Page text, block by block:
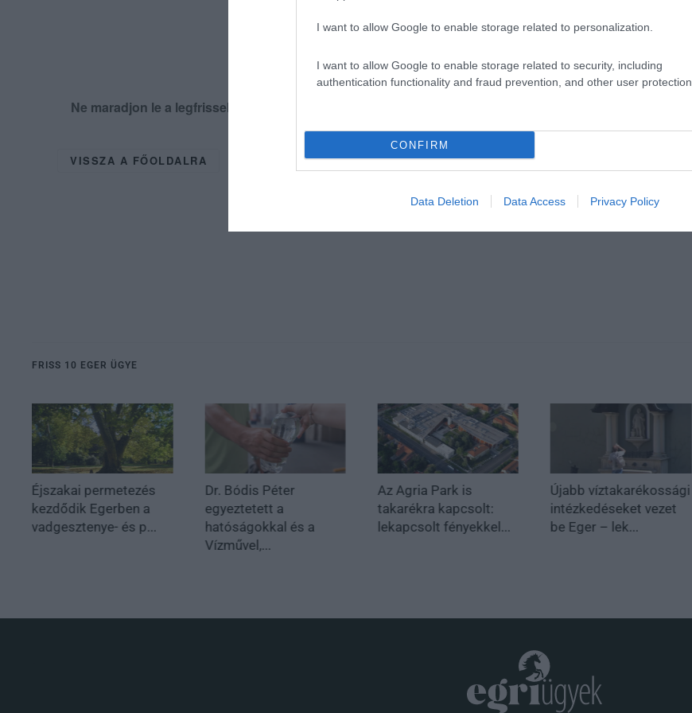
I want to allow Google to enable storage related to personalization.
I want to allow Google to enable storage related to security, including
authentication functionality and fraud prevention, and other user protection.
CONFIRM
Data Deletion Data Access Privacy Policy
Ne maradjon le a legfrissebb hírekről, kövessen bennünket az EGRI ÜGYEK Google Hírek oldalán!
VISSZA A FŐOLDALRA
FRISS 10 EGER ÜGYE
Éjszakai permetezés
kezdődik Egerben a
vadgesztenye- és p...
Dr. Bódis Péter
egyeztetett a
hatóságokkal és a
Vízművel,...
Az Agria Park is
takarékra kapcsolt:
lekapcsolt fényekkel...
Újabb víztakarékossági
intézkedéseket vezet
be Eger – lek...